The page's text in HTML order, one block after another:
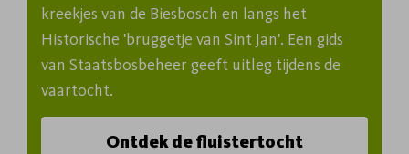
kreekjes van de Biesbosch en langs het
Historische 'bruggetje van Sint Jan'. Een gids
van Staatsbosbeheer geeft uitleg tijdens de
vaartocht.
Ontdek de fluistertocht